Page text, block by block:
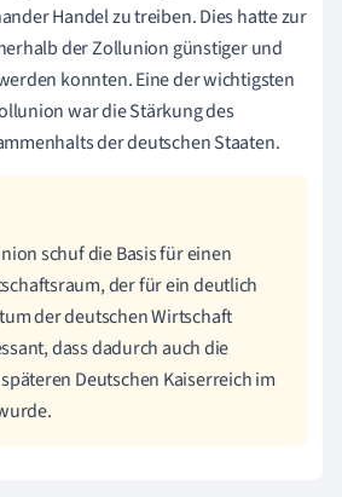
Handel zu treiben. Dies hatte zur
der Zollunion günstiger und
konnten. Eine der wichtigsten
war die Stärkung des
der deutschen Staaten.
schuf die Basis für einen
der für ein deutlich
der deutschen Wirtschaft
dass dadurch auch die
Deutschen Kaiserreich im